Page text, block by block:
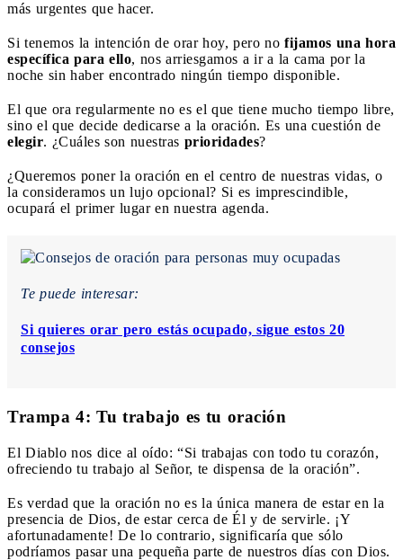
más urgentes que hacer.
Si tenemos la intención de orar hoy, pero no fijamos una hora
específica para ello, nos arriesgamos a ir a la cama por la
noche sin haber encontrado ningún tiempo disponible.
El que ora regularmente no es el que tiene mucho tiempo libre,
sino el que decide dedicarse a la oración. Es una cuestión de
elegir. ¿Cuáles son nuestras prioridades?
¿Queremos poner la oración en el centro de nuestras vidas, o
la consideramos un lujo opcional? Si es imprescindible,
ocupará el primer lugar en nuestra agenda.
Te puede interesar:
Si quieres orar pero estás ocupado, sigue estos 20
consejos
Trampa 4: Tu trabajo es tu oración
El Diablo nos dice al oído: “Si trabajas con todo tu corazón,
ofreciendo tu trabajo al Señor, te dispensa de la oración”.
Es verdad que la oración no es la única manera de estar en la
presencia de Dios, de estar cerca de Él y de servirle. ¡Y
afortunadamente! De lo contrario, significaría que sólo
podríamos pasar una pequeña parte de nuestros días con Dios.